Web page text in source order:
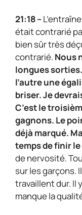
21:18 –
était contrarié
bien sûr très
contrarié. Nous
longues
l’autre une
briser. Je
C’est le
gagnons. Le
déjà marqué.
temps de finir
de nervosité.
sur les garçons.
travaillent dur. Il
manque la